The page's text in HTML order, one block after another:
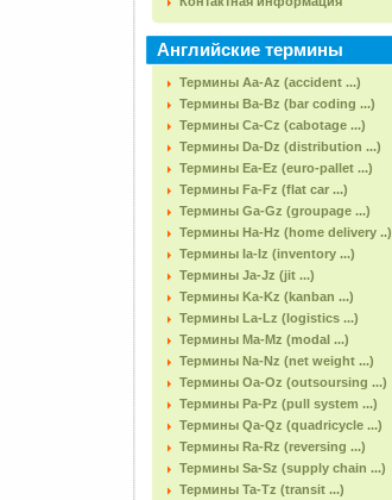
Английские термины
Термины Aa-Az (accident ...)
Термины Ba-Bz (bar coding ...)
Термины Ca-Cz (cabotage ...)
Термины Da-Dz (distribution ...)
Термины Ea-Ez (euro-pallet ...)
Термины Fa-Fz (flat car ...)
Термины Ga-Gz (groupage ...)
Термины Ha-Hz (home delivery ..)
Термины Ia-Iz (inventory ...)
Термины Ja-Jz (jit ...)
Термины Ka-Kz (kanban ...)
Термины La-Lz (logistics ...)
Термины Ma-Mz (modal ...)
Термины Na-Nz (net weight ...)
Термины Oa-Oz (outsoursing ...)
Термины Pa-Pz (pull system ...)
Термины Qa-Qz (quadricycle ...)
Термины Ra-Rz (reversing ...)
Термины Sa-Sz (supply chain ...)
Термины Ta-Tz (transit ...)